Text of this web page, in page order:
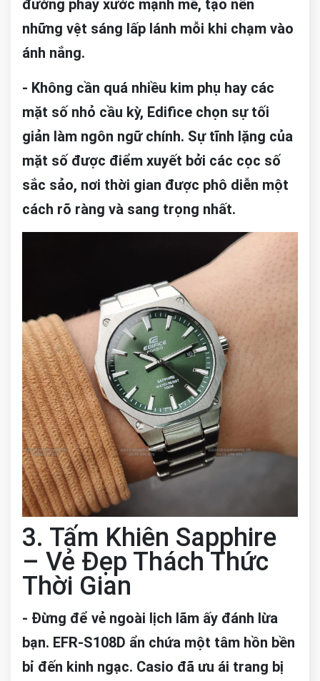
đường phay xước mạnh mẽ, tạo nên
những vệt sáng lấp lánh mỗi khi chạm vào
ánh nắng.
- Không cần quá nhiều kim phụ hay các
mặt số nhỏ cầu kỳ, Edifice chọn sự tối
giản làm ngôn ngữ chính. Sự tĩnh lặng của
mặt số được điểm xuyết bởi các cọc số
sắc sảo, nơi thời gian được phô diễn một
cách rõ ràng và sang trọng nhất.
3. Tấm Khiên Sapphire
– Vẻ Đẹp Thách Thức
Thời Gian
- Đừng để vẻ ngoài lịch lãm ấy đánh lừa
bạn. EFR-S108D ẩn chứa một tâm hồn bền
bỉ đến kinh ngạc. Casio đã ưu ái trang bị